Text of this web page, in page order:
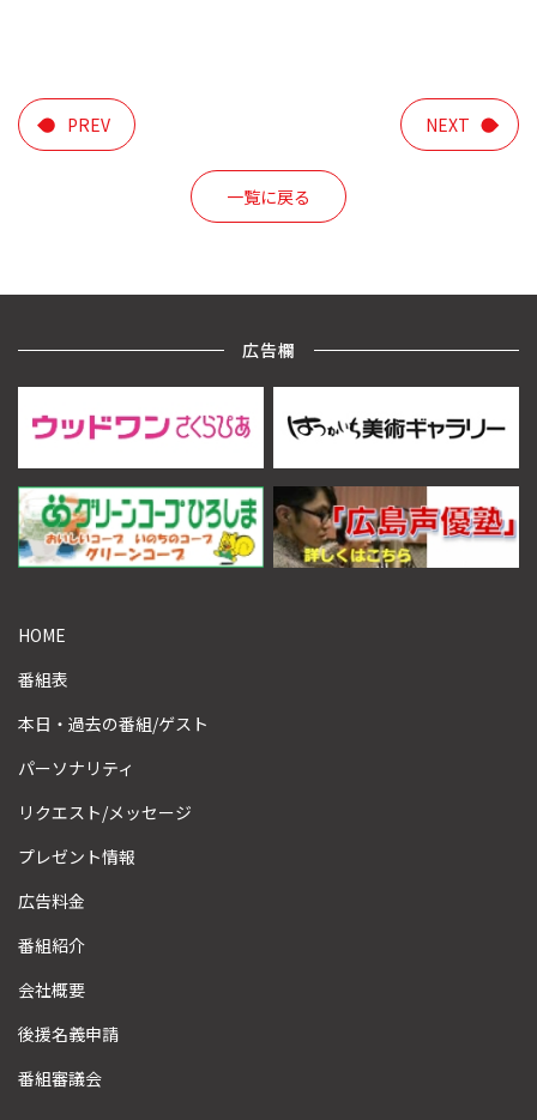
PREV
一覧に戻る
NEXT
広告欄
HOME
番組表
本日・過去の番組/ゲスト
パーソナリティ
リクエスト/メッセージ
プレゼント情報
広告料金
番組紹介
会社概要
後援名義申請
番組審議会